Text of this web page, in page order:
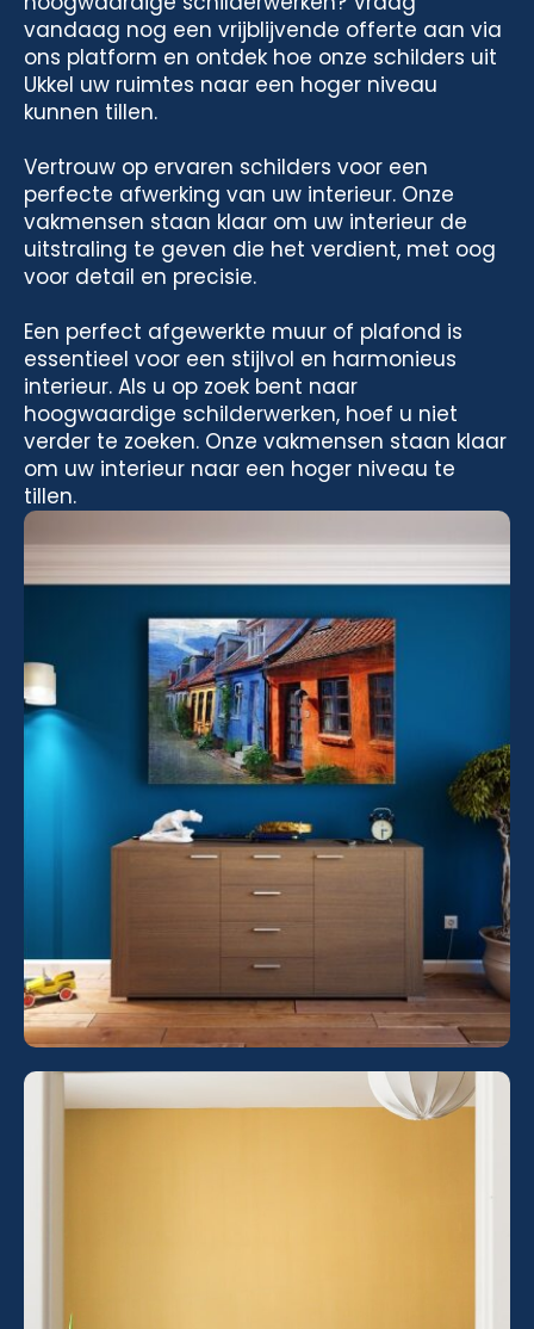
vandaag nog een vrijblijvende offerte aan via
ons platform en ontdek hoe onze schilders uit
Ukkel uw ruimtes naar een hoger niveau
kunnen tillen.
Vertrouw op ervaren schilders voor een
perfecte afwerking van uw interieur. Onze
vakmensen staan klaar om uw interieur de
uitstraling te geven die het verdient, met oog
voor detail en precisie.
Een perfect afgewerkte muur of plafond is
essentieel voor een stijlvol en harmonieus
interieur. Als u op zoek bent naar
hoogwaardige schilderwerken, hoef u niet
verder te zoeken. Onze vakmensen staan klaar
om uw interieur naar een hoger niveau te
tillen.